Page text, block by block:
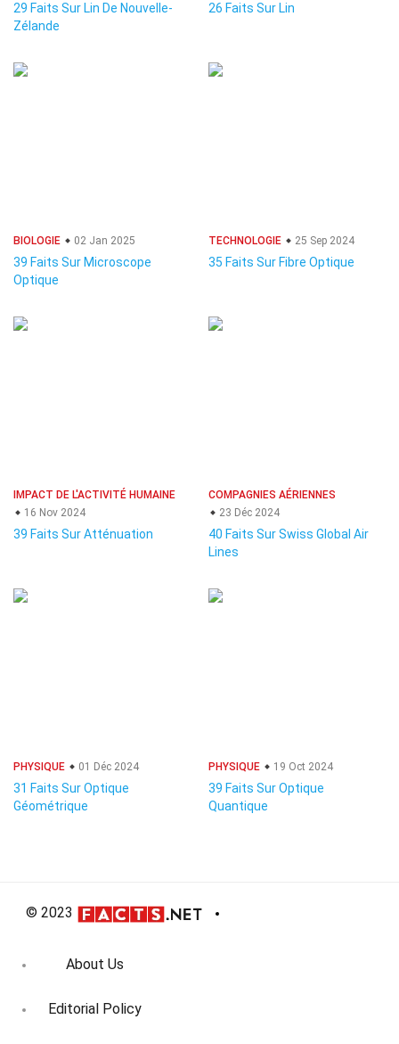
29 Faits Sur Lin De Nouvelle-
Zélande
26 Faits Sur Lin
BIOLOGIE 02 Jan 2025
39 Faits Sur Microscope
Optique
TECHNOLOGIE 25 Sep 2024
35 Faits Sur Fibre Optique
IMPACT DE L'ACTIVITÉ HUMAINE
16 Nov 2024
39 Faits Sur Atténuation
COMPAGNIES AÉRIENNES
23 Déc 2024
40 Faits Sur Swiss Global Air
Lines
PHYSIQUE 01 Déc 2024
31 Faits Sur Optique
Géométrique
PHYSIQUE 19 Oct 2024
39 Faits Sur Optique
Quantique
© 2023
About Us
Editorial Policy